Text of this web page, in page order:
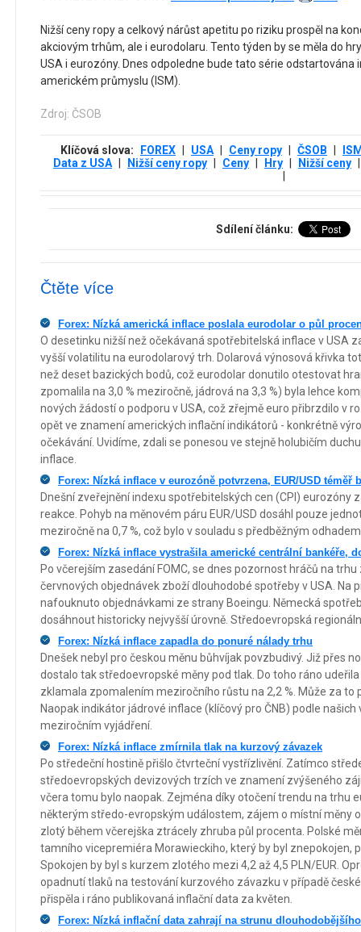
Nižší ceny ropy a celkový nárůst apetitu po riziku prospěl na
akciovým trhům, ale i eurodolaru. Tento týden by se měla do
USA i eurozóny. Dnes odpoledne bude tato série odstartována
americkém průmyslu (ISM).
Zdroj: ČSOB
Klíčová slova: FOREX USA Ceny ropy ČSOB
Data z USA
Nižší ceny ropy Ceny Hry Nižší ceny
Sdílení článku:
Čtěte více
Forex: Nízká americká inflace poslala eurodolar o půl
O desetinku nižší než očekávaná spotřebitelská inflace v USA
vyšší volatilitu na eurodolarový trh. Dolarová výnosová křivka
než deset bazických bodů, což eurodolar donutilo otestovat
zpomalila na 3,0 % meziročně, jádrová na 3,3 %) byla lehce
nových žádostí o podporu v USA, což zřejmě euro přibrzdilo v
opět ve znamení amerických inflační indikátorů - konkrétně
očekávání. Uvidíme, zdali se ponesou ve stejně holubičím
inflace.
Forex: Nízká inflace v eurozóně potvrzena, EUR/USD téměř
Dnešní zveřejnění indexu spotřebitelských cen (CPI) eurozóny
reakce. Pohyb na měnovém páru EUR/USD dosáhl pouze
meziročně na 0,7 %, což bylo v souladu s předběžným
Forex: Nízká inflace vystrašila americké centrální bankéře,
Po včerejším zasedání FOMC, se dnes pozornost hráčů na
červnových objednávek zboží dlouhodobé spotřeby v USA. Na
nafouknuto objednávkami ze strany Boeingu. Německá
dosáhnout historicky nejvyšší úrovně. Středoevropská
Forex: Nízká inflace zapadla do ponuré nálady trhu
Dnešek nebyl pro českou měnu bůhvíjak povzbudivý. Již přes
dostalo tak středoevropské měny pod tlak. Do toho ráno
zklamala zpomalením meziročního růstu na 2,2 %. Může za to
Naopak indikátor jádrové inflace (klíčový pro ČNB) podle
meziročním vyjádření.
Forex: Nízká inflace zmírnila tlak na kurzový závazek
Po středeční hostině přišlo čtvrteční vystřízlivění. Zatímco
středoevropských devizových trzích ve znamení zvýšeného
včera tomu bylo naopak. Zejména díky otočení trendu na trhu
některým středo-evropským událostem, zájem o místní měny
zlotý během včerejška ztrácely zhruba půl procenta. Polské
tamního vicepremiéra Morawieckiho, který by byl znepokojen,
Spokojen by byl s kurzem zlotého mezi 4,2 až 4,5 PLN/EUR.
opadnutí tlaků na testování kurzového závazku v případě
přispěla i ráno publikovaná inflační data za květen.
Forex: Nízká inflační data zahrají na strunu